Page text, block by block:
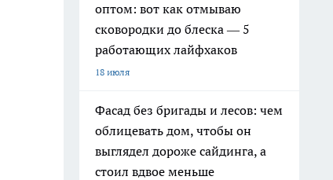
оптом: вот как отмываю
сковородки до блеска — 5
работающих лайфхаков
18 июля
Фасад без бригады и лесов: чем
облицевать дом, чтобы он
выглядел дороже сайдинга, а
стоил вдвое меньше